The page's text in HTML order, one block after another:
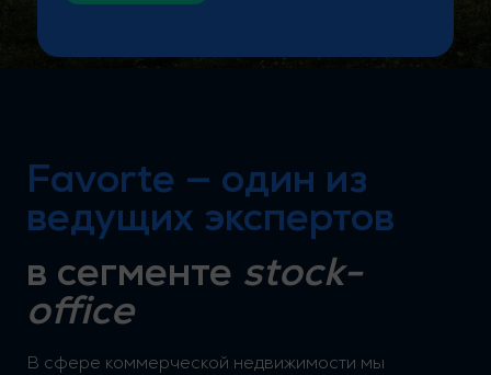
Favorte — один из
ведущих экспертов
в сегменте stock-
office
В сфере коммерческой недвижимости мы